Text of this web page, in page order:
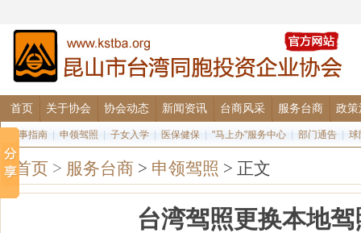
首页 关于协会 协会动态 新闻资讯 台商风采 服务台商 政策
办事指南 申领驾照 子女入学 医保健保 "马上办"服务中心 部门通告 球
首页 > 服务台商 > 申领驾照 > 正文
台湾驾照更换本地